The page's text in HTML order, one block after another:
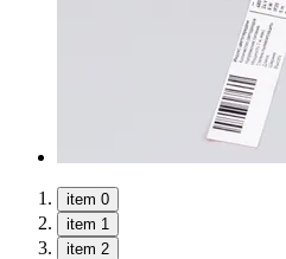
item 0
item 1
item 2